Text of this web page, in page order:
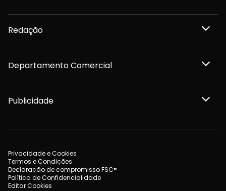
Redação
Departamento Comercial
Publicidade
Privacidade e Cookies
Termos e Condições
Declaração de compromisso FSC®
Política de Confidencialidade
Editar Cookies